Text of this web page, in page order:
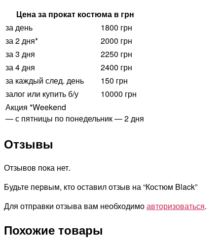
Цена за прокат костюма в грн
за день
1800 грн
за 2 дня*
2000 грн
за 3 дня
2250 грн
за 4 дня
2400 грн
за каждый след. день
150 грн
залог или купить б/у
10000 грн
Акция *Weekend
— с пятницы по понедельник — 2 дня
Отзывы
Отзывов пока нет.
Будьте первым, кто оставил отзыв на “Костюм Black”
Для отправки отзыва вам необходимоавторизоваться.
Похожие товары